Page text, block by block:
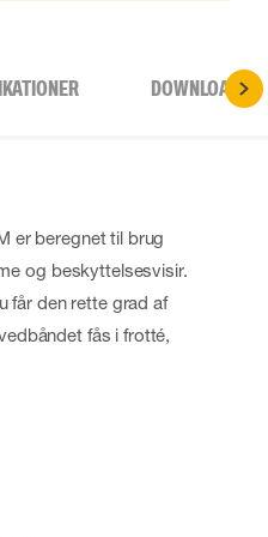
DOWNLOADS
er beregnet til brug
og beskyttelsesvisir.
får den rette grad af
fås i frotté,